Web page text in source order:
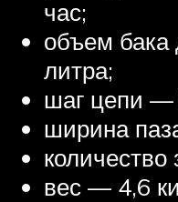
час;
объем
литра;
шаг цепи
ширина
вес — 4,6